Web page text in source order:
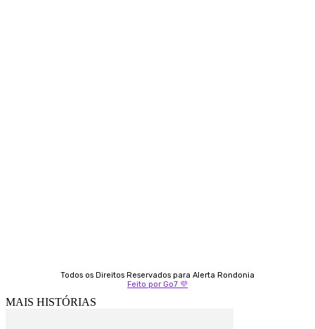
Todos os Direitos Reservados para Alerta Rondonia
Feito por Go7 💜
MAIS HISTÓRIAS